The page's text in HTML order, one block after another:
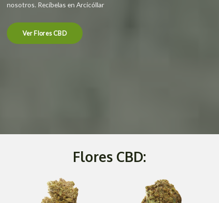
nosotros. Recíbelas en Arcicóllar
Ver Flores CBD
Flores CBD: